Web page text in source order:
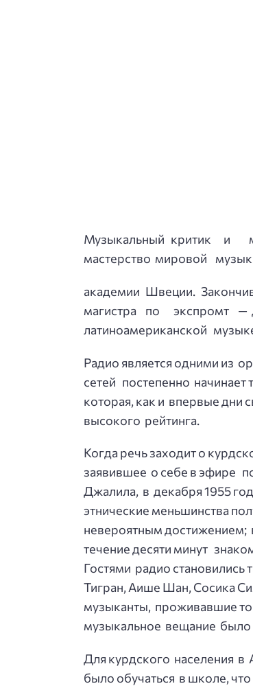
Музыкальный критик и
мастерство мировой
академии Швеции.
магистра по экспромт —
латиноамериканской
Радио является одними из
сетей постепенно начинает
которая, как и впервые дни
высокого рейтинга.
Когда речь заходит о
заявившее о себе в эфире
Джалила, в декабря 1955
этнические меньшинства
невероятным достижением;
течение десяти минут
Гостями радио становились
Тигран, Аише Шан, Сосика
музыканты, проживавшие
музыкальное вещание было
Для курдского населения
было обучаться в школе,